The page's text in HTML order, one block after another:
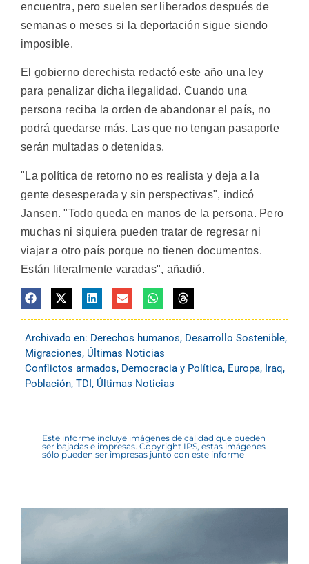
encuentra, pero suelen ser liberados después de
semanas o meses si la deportación sigue siendo
imposible.
El gobierno derechista redactó este año una ley
para penalizar dicha ilegalidad. Cuando una
persona reciba la orden de abandonar el país, no
podrá quedarse más. Las que no tengan pasaporte
serán multadas o detenidas.
"La política de retorno no es realista y deja a la
gente desesperada y sin perspectivas", indicó
Jansen. "Todo queda en manos de la persona. Pero
muchas ni siquiera pueden tratar de regresar ni
viajar a otro país porque no tienen documentos.
Están literalmente varadas", añadió.
Archivado en: Derechos humanos, Desarrollo Sostenible,
Migraciones, Últimas Noticias
Conflictos armados, Democracia y Política, Europa, Iraq,
Población, TDI, Últimas Noticias
Este informe incluye imágenes de calidad que pueden
ser bajadas e impresas. Copyright IPS, estas imágenes
sólo pueden ser impresas junto con este informe